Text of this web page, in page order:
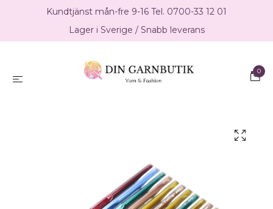
Kundtjänst mån-fre 9-16 Tel. 0700-33 12 01
Lager i Sverige / Snabb leverans
0